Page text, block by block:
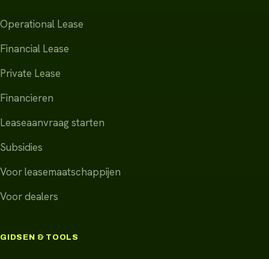
Operational Lease
Financial Lease
Private Lease
Financieren
Leaseaanvraag starten
Subsidies
Voor leasemaatschappijen
Voor dealers
GIDSEN & TOOLS